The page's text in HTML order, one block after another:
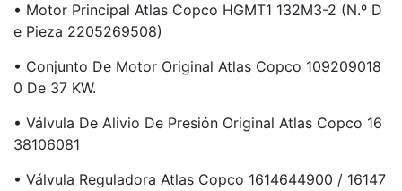
• Motor Principal Atlas Copco HGMT1 132M3-2 (N.º D
E Pieza 2205269508)
• Conjunto De Motor Original Atlas Copco 109209018
0 De 37 KW.
• Válvula De Alivio De Presión Original Atlas Copco 16
38106081
• Válvula Reguladora Atlas Copco 1614644900 / 16147